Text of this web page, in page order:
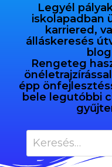
Legyél
iskolapadban
karriered,
álláskeresés
Rengeteg
épp
bele legutóbbi